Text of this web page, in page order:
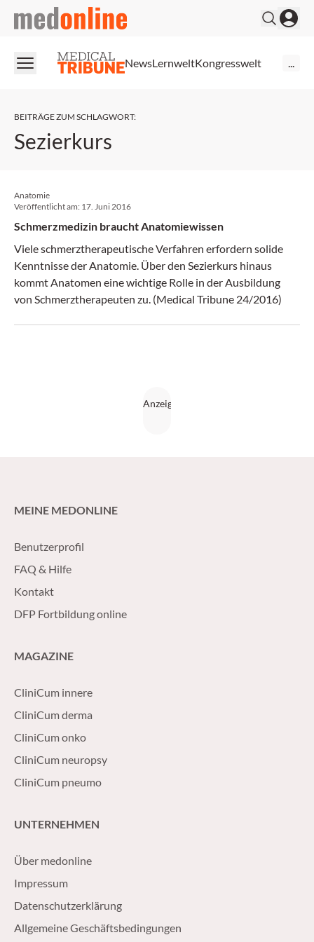
medonline
NewsLernweltKongresswelt
BEITRÄGE ZUM SCHLAGWORT:
Sezierkurs
Anatomie
Veröffentlicht am: 17. Juni 2016
Schmerzmedizin braucht Anatomiewissen
Viele schmerztherapeutische Verfahren erfordern solide
Kenntnisse der Anatomie. Über den Sezierkurs hinaus
kommt Anatomen eine wichtige Rolle in der Ausbildung
von Schmerztherapeuten zu. (Medical Tribune 24/2016)
MEINE MEDONLINE
Benutzerprofil
FAQ & Hilfe
Kontakt
DFP Fortbildung online
MAGAZINE
CliniCum innere
CliniCum derma
CliniCum onko
CliniCum neuropsy
CliniCum pneumo
UNTERNEHMEN
Über medonline
Impressum
Datenschutzerklärung
Allgemeine Geschäftsbedingungen